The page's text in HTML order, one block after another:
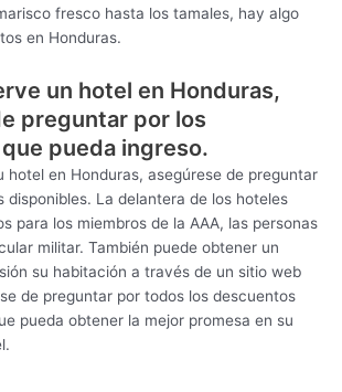
fresco hasta los tamales, hay algo
en Honduras.
un hotel en Honduras,
preguntar por los
pueda ingreso.
hotel en Honduras, asegúrese de preguntar
disponibles. La delantera de los hoteles
para los miembros de la AAA, las personas
militar. También puede obtener un
su habitación a través de un sitio web
de preguntar por todos los descuentos
pueda obtener la mejor promesa en su